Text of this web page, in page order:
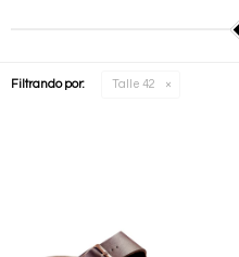
Filtrando por: Talle 42